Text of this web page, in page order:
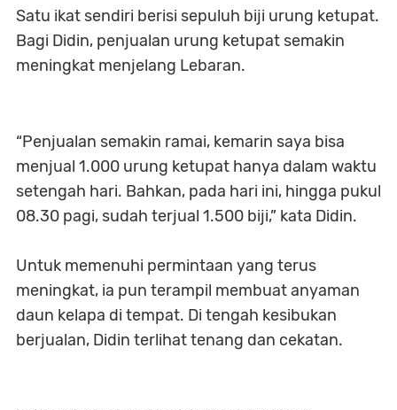
Satu ikat sendiri berisi sepuluh biji urung ketupat.
Bagi Didin, penjualan urung ketupat semakin
meningkat menjelang Lebaran.
“Penjualan semakin ramai, kemarin saya bisa
menjual 1.000 urung ketupat hanya dalam waktu
setengah hari. Bahkan, pada hari ini, hingga pukul
08.30 pagi, sudah terjual 1.500 biji,” kata Didin.
Untuk memenuhi permintaan yang terus
meningkat, ia pun terampil membuat anyaman
daun kelapa di tempat. Di tengah kesibukan
berjualan, Didin terlihat tenang dan cekatan.